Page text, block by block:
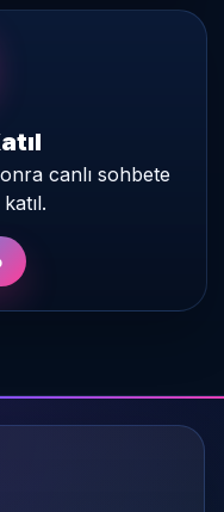
canlı sohbete